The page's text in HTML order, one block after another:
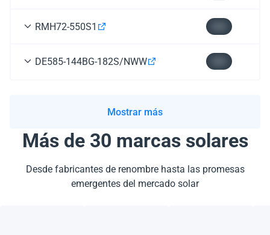
RMH72-550S1
DE585-144BG-182S/NWW
Mostrar más
Más de 30 marcas solares
Desde fabricantes de renombre hasta las promesas
emergentes del mercado solar